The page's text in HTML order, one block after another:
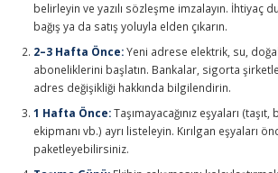
belirleyin ve yazılı sözleşme imzalayın. İhtiyaç
bağış ya da satış yoluyla elden çıkarın.
2–3 Hafta Önce:Yeni adrese elektrik, su,
aboneliklerini başlatın. Bankalar, sigorta
adres değişikliği hakkında bilgilendirin.
1 Hafta Önce:Taşımayacağınız eşyaları
ekipmanı vb.) ayrı listeleyin. Kırılgan eşyaları
paketleyebilirsiniz.